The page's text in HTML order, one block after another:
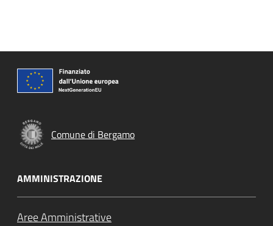
Comune di Bergamo
AMMINISTRAZIONE
Aree Amministrative